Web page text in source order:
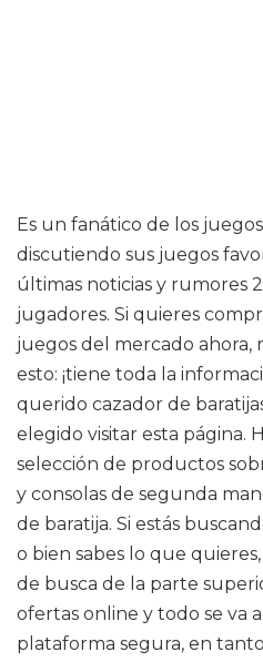
Es un fanático de los
discutiendo sus juegos
últimas noticias y rumores
jugadores. Si quieres
juegos del mercado
esto: ¡tiene toda la
querido cazador de
elegido visitar esta página.
selección de productos
y consolas de segunda
de baratija. Si estás
o bien sabes lo que
de busca de la parte
ofertas online y todo se va
plataforma segura, en